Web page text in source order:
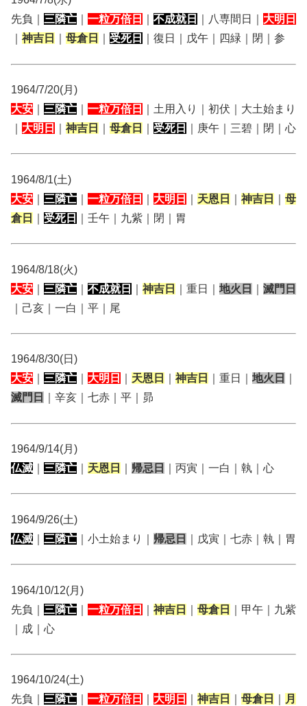
先負｜ 三隣亡 一粒万倍日 不成就日 ｜八専間日｜ 大明日
神吉日 母倉日 受死日 ｜復日｜戊午｜四緑｜閉｜参
1964/7/20(月)
大安
三隣亡 一粒万倍日
｜土用入り｜初伏｜大土始まり
大明日 神吉日 母倉日 受死日 ｜庚午｜三碧｜閉｜心
1964/8/1(土)
大安
三隣亡 一粒万倍日 大明日 天恩日 神吉日
母
倉日
受死日 ｜壬午｜九紫｜閉｜胃
1964/8/18(火)
大安
三隣亡 不成就日 神吉日 ｜重日｜ 地火日
滅門日
｜己亥｜一白｜平｜尾
1964/8/30(日)
大安
三隣亡 大明日 天恩日 神吉日 ｜重日｜ 地火日
滅門日
｜辛亥｜七赤｜平｜昴
1964/9/14(月)
仏滅
三隣亡 天恩日 帰忌日 ｜丙寅｜一白｜執｜心
1964/9/26(土)
仏滅
三隣亡 ｜小土始まり｜ 帰忌日 ｜戊寅｜七赤｜執｜胃
1964/10/12(月)
先負｜ 三隣亡 一粒万倍日 神吉日 母倉日
｜甲午｜九紫
｜成｜心
1964/10/24(土)
先負｜ 三隣亡 一粒万倍日 大明日 神吉日 母倉日
月